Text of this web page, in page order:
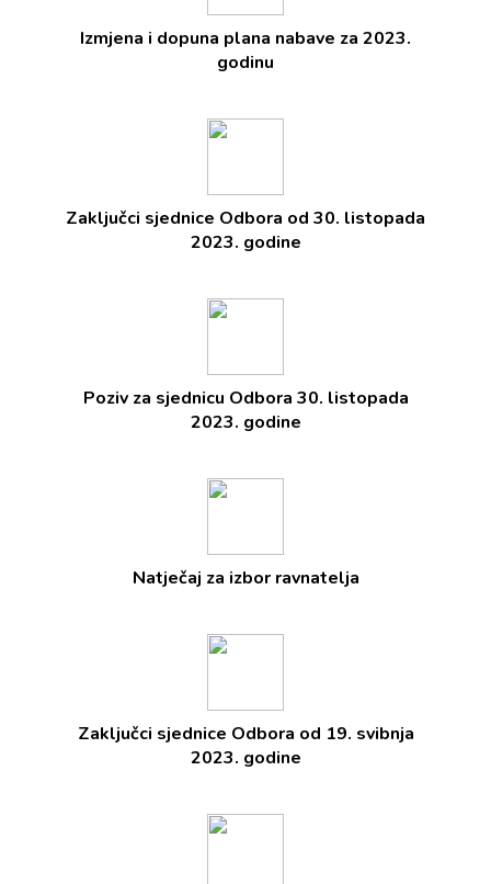
Izmjena i dopuna plana nabave za 2023.
godinu
Zaključci sjednice Odbora od 30. listopada
2023. godine
Poziv za sjednicu Odbora 30. listopada
2023. godine
Natječaj za izbor ravnatelja
Zaključci sjednice Odbora od 19. svibnja
2023. godine